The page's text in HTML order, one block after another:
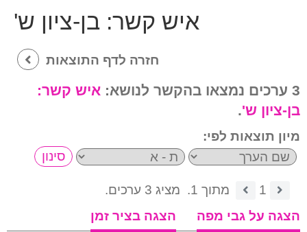
איש קשר: בן-ציון ש'
חזרה לדף התוצאות
3 ערכים נמצאו בהקשר לנושא:
איש קשר:
בן-ציון ש'.
מיון תוצאות לפי:
1 מתוך 1.
מציג 3 ערכים.
הצגה על גבי מפה
הצגה בציר זמן